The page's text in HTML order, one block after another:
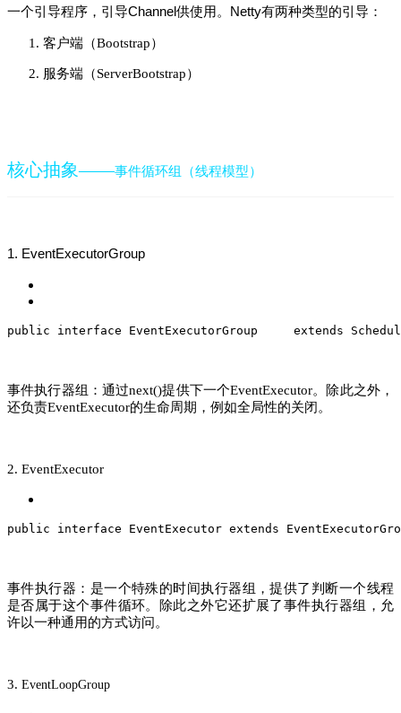
一个引导程序，引导Channel供使用。Netty有两种类型的引导：
客户端（Bootstrap）
服务端（ServerBootstrap）
核心抽象——事件循环组（线程模型）
1. EventExecutorGroup
public interface EventExecutorGroup extends
事件执行器组：通过next()提供下一个EventExecutor。除此之外，
还负责EventExecutor的生命周期，例如全局性的关闭。
2. EventExecutor
public interface EventExecutor extends
事件执行器：是一个特殊的时间执行器组，提供了判断一个线程
是否属于这个事件循环。除此之外它还扩展了事件执行器组，允
许以一种通用的方式访问。
3. EventLoopGroup